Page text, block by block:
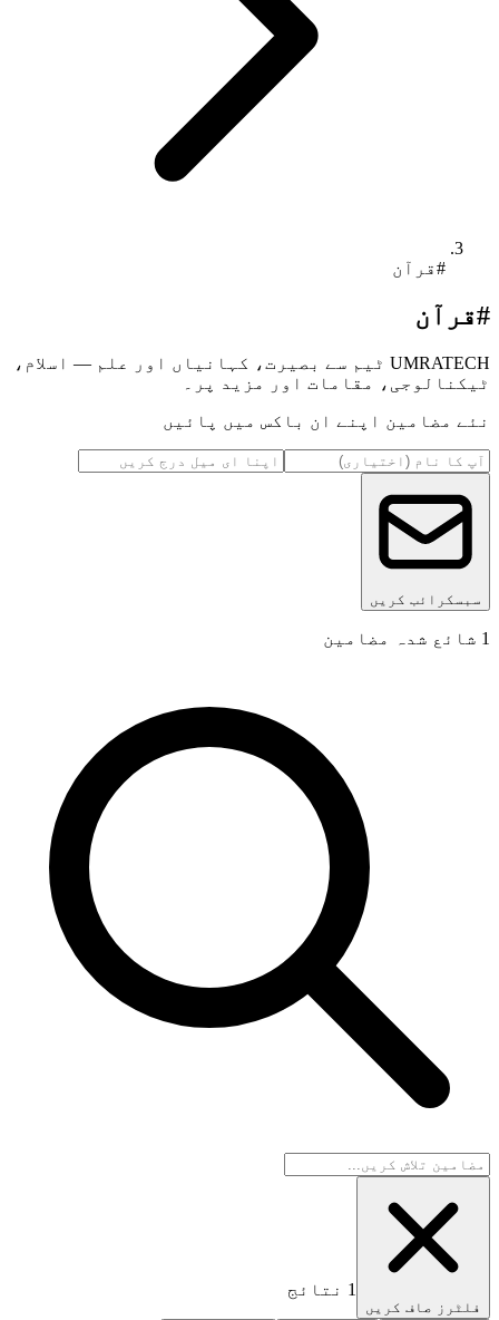
#قرآن
#قرآن
UMRATECH ٹیم سے بصیرت، کہانیاں اور علم — اسلام،
ٹیکنالوجی، مقامات اور مزید پر۔
نئے مضامین اپنے ان باکس میں پائیں
سبسکرائب کریں
1 شائع شدہ مضامین
فلٹرز صاف کریں
1 نتائج